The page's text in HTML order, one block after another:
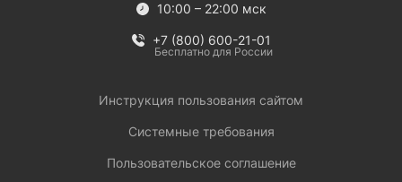
10:00 – 22:00 мск
+7 (800) 600-21-01
Бесплатно для России
Инструкция пользования сайтом
Системные требования
Пользовательское соглашение